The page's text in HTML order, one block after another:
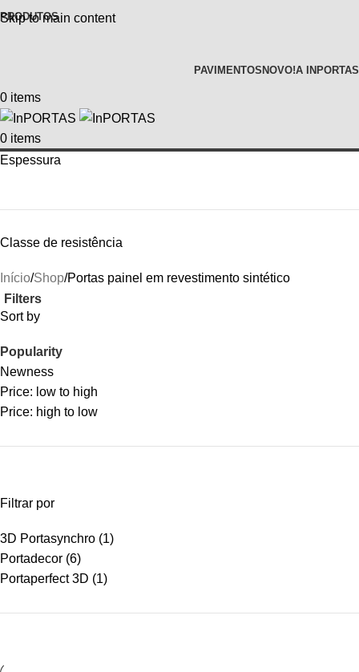
Skip to main content
PRODUTOS
PAVIMENTOS NOVO!A INPORTAS
0 items
0 items
Espessura
Classe de resistência
Início Shop Portas painel em revestimento sintético
Filters
Sort by
Popularity
Newness
Price: low to high
Price: high to low
Filtrar por
3D Portasynchro (1)
Portadecor (6)
Portaperfect 3D (1)